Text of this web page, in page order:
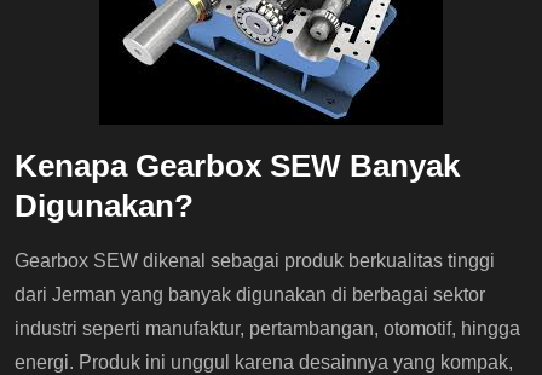
Kenapa Gearbox SEW Banyak
Digunakan?
Gearbox SEW dikenal sebagai produk berkualitas tinggi
dari Jerman yang banyak digunakan di berbagai sektor
industri seperti manufaktur, pertambangan, otomotif, hingga
energi. Produk ini unggul karena desainnya yang kompak,